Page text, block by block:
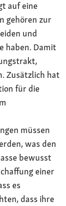
auf eine
gehören zur
und
haben. Damit
Zusätzlich hat
für die
müssen
was den
bewusst
einer
es
dass ihre